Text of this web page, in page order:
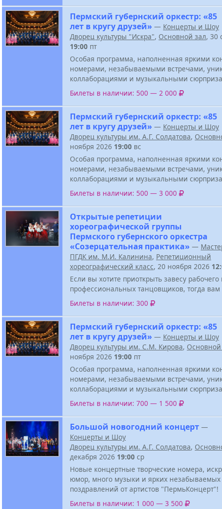
Пермский губернский оркестр: «85
лет в кругу друзей» — Концерты и Шоу
Дворец культуры "Искра", Основной зал, 30
19:00 пт
Особая программа, наполненная яркими
номерами, незабываемыми встречами,
коллаборациями и музыкальными
Билеты в наличии: 500 — 2 000
Пермский губернский оркестр: «85
лет в кругу друзей» — Концерты и Шоу
Дворец культуры им. А.Г. Солдатова,
ноября 2026 19:00 вс
Особая программа, наполненная яркими
номерами, незабываемыми встречами,
коллаборациями и музыкальными
Билеты в наличии: 500 — 3 000
Открытые репетиции
хореографической группы
Пермского губернского оркестра
«Созерцательная практика» —
ПГДК им. М.И. Калинина, Репетиционный
хореографический класс, 20 ноября 2026
Если вы хотите приоткрыть завесу рабочего
профессиональных танцовщиков, тогда
Билеты в наличии: 300
Пермский губернский оркестр: «85
лет в кругу друзей» — Концерты и Шоу
Дворец культуры им. С.М. Кирова, Основной
ноября 2026 19:00 пт
Особая программа, наполненная яркими
номерами, незабываемыми встречами,
коллаборациями и музыкальными
Билеты в наличии: 700 — 1 500
Большой новогодний концерт —
Концерты и Шоу
Дворец культуры им. А.Г. Солдатова,
декабря 2026 19:00 ср
Новые концертные творческие номера,
юмор, много музыки и ярких незабываемых
поздравлений от артистов "ПермьКонцерт"!
Билеты в наличии: 1 000 — 3 500